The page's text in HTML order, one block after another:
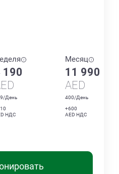
190
День
НДС
Месяц
11 990
AED
400/День
+600
AED НДС